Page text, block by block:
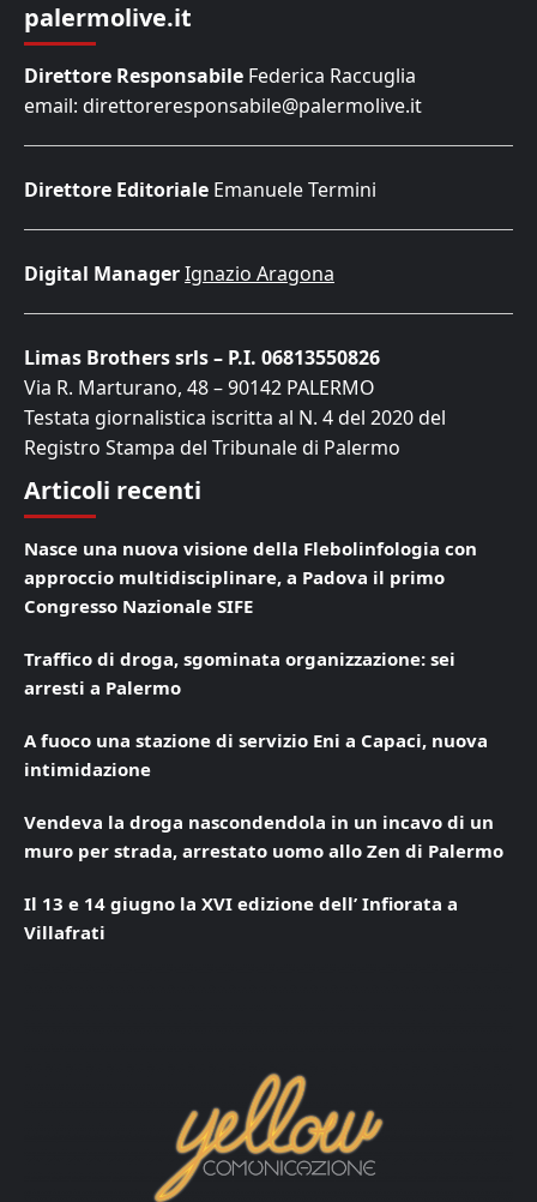
palermolive.it
Direttore Responsabile Federica Raccuglia
email: direttoreresponsabile@palermolive.it
Direttore Editoriale Emanuele Termini
Digital ManagerIgnazio Aragona
Limas Brothers srls – P.I. 06813550826
Via R. Marturano, 48 – 90142 PALERMO
Testata giornalistica iscritta al N. 4 del 2020 del
Registro Stampa del Tribunale di Palermo
Articoli recenti
Nasce una nuova visione della Flebolinfologia con
approccio multidisciplinare, a Padova il primo
Congresso Nazionale SIFE
Traffico di droga, sgominata organizzazione: sei
arresti a Palermo
A fuoco una stazione di servizio Eni a Capaci, nuova
intimidazione
Vendeva la droga nascondendola in un incavo di un
muro per strada, arrestato uomo allo Zen di Palermo
Il 13 e 14 giugno la XVI edizione dell’ Infiorata a
Villafrati